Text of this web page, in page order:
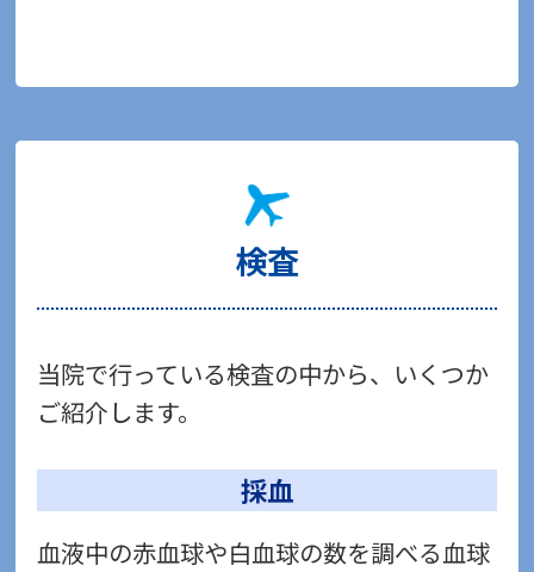
検査
当院で行っている検査の中から、いくつか
ご紹介します。
採血
血液中の赤血球や白血球の数を調べる血球